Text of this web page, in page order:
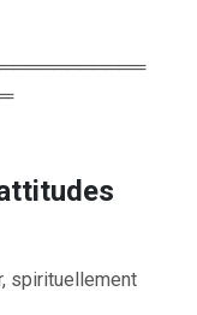
spirituellement